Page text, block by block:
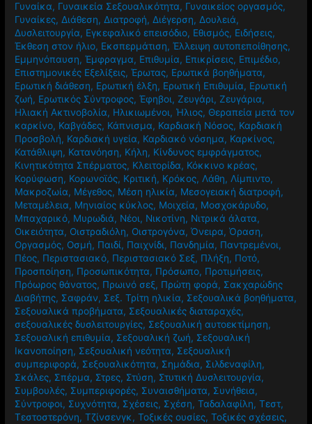
Γυναίκα, Γυναικεία Σεξουαλικότητα, Γυναικείος οργασμός,
Γυναίκες,Διάθεση,Διατροφή,Διέγερση,Δουλειά,
Δυσλειτουργία, Εγκεφαλικό επεισόδιο, Εθισμός, Ειδήσεις,
Έκθεση στον ήλιο, Εκσπερμάτιση,Έλλειψη αυτοπεποίθησης,
Εμμηνόπαυση,Έμφραγμα, Επιθυμία, Επικρίσεις, Επιμέδιο,
Επιστημονικές Εξελίξεις,Έρωτας, Ερωτικά βοηθήματα,
Ερωτική διάθεση, Ερωτική έλξη, Ερωτική Επιθυμία, Ερωτική
ζωή, Ερωτικός Σύντροφος,Έφηβοι,Ζευγάρι,Ζευγάρια,
Ηλιακή Ακτινοβολία, Ηλικιωμένοι, Ήλιος, Θεραπεία μετά τον
καρκίνο, Καβγάδες, Κάπνισμα, Καρδιακή Νόσος, Καρδιακή
Προσβολή, Καρδιακή υγεία, Καρδιακό νόσημα, Καρκίνος,
Κατάθλιψη, Κατανόηση, Κήλη, Κίνδυνος εμφράγματος,
Κινητικότητα Σπέρματος, Κλειτορίδα, Κόκκινο κρέας,
Κορύφωση, Κορωνοϊός, Κριτική, Κρόκος,Λάθη,Λίμπιντο,
Μακροζωία, Μέγεθος, Μέση ηλικία, Μεσογειακή διατροφή,
Μεταμέλεια, Μηνιαίος κύκλος, Μοιχεία, Μοσχοκάρυδο,
Μπαχαρικό, Μυρωδιά, Νέοι, Νικοτίνη, Νιτρικά άλατα,
Οικειότητα, Οιστραδιόλη, Οιστρογόνα,Όνειρα,Όραση,
Οργασμός, Οσμή, Παιδί, Παιχνίδι, Πανδημία, Παντρεμένοι,
Πέος, Περιστασιακό, Περιστασιακό Σεξ, Πλήξη, Ποτό,
Προσποίηση, Προσωπικότητα, Πρόσωπο, Προτιμήσεις,
Πρόωρος θάνατος, Πρωινό σεξ, Πρώτη φορά, Σακχαρώδης
Διαβήτης, Σαφράν, Σεξ. Τρίτη ηλικία, Σεξουαλικά βοηθήματα,
Σεξουαλικά προβήματα, Σεξουαλικές διαταραχές,
σεξουαλικές δυσλειτουργίες, Σεξουαλική αυτοεκτίμηση,
Σεξουαλική επιθυμία, Σεξουαλική ζωή, Σεξουαλική
Ικανοποίηση, Σεξουαλική νεότητα, Σεξουαλική
συμπεριφορά, Σεξουαλικότητα, Σημάδια, Σιλδεναφίλη,
Σκάλες, Σπέρμα, Στρες, Στύση, Στυτική Δυσλειτουργία,
Συμβουλές, Συμπεριφορές, Συναισθήματα, Συνήθεια,
Σύντροφοι, Συχνότητα, Σχέσεις, Σχέση,Ταδαλαφίλη,Τεστ,
Τεστοστερόνη,Τζίνσενγκ,Τοξικές ουσίες,Τοξικές σχέσεις,